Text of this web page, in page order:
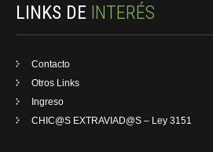
LINKS DE INTERÉS
Contacto
Otros Links
Ingreso
CHIC@S EXTRAVIAD@S – Ley 3151